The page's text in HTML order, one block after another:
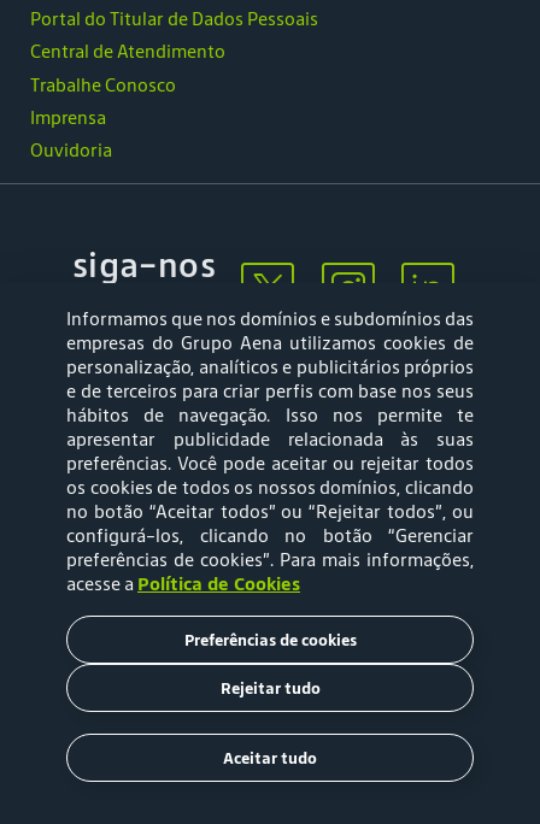
Ouvidoria
Portal do Titular de Dados Pessoais
Central de Atendimento
Trabalhe Conosco
Imprensa
siga-nos
Mapa web
Política de
Privacidade
Política de Cookies
Termos e Condições
de Uso
Tarifas
Copyright © 2020 Aena Brasil
Informamos que nos domínios e subdomínios das
empresas do Grupo Aena utilizamos cookies de
personalização, analíticos e publicitários próprios
e de terceiros para criar perfis com base nos seus
hábitos de navegação. Isso nos permite te
apresentar publicidade relacionada às suas
preferências. Você pode aceitar ou rejeitar todos
os cookies de todos os nossos domínios, clicando
no botão “Aceitar todos” ou “Rejeitar todos”, ou
configurá-los, clicando no botão “Gerenciar
preferências de cookies”. Para mais informações,
acesse a Política de Cookies
Preferências de cookies
Rejeitar tudo
Aceitar tudo